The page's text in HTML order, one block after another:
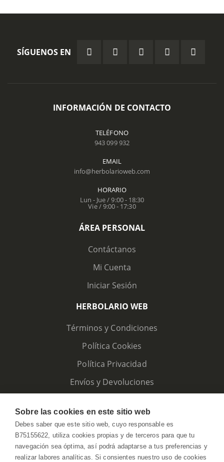
SÍGUENOS EN
INFORMACIÓN DE CONTACTO
TELÉFONO
943 099 932
EMAIL
info@herbolarioweb.com
HORARIO
Lun - Jue / 9:00 - 18:30
Vie / 9:00 - 17:30
ÁREA PERSONAL
Contáctanos
Mi Cuenta
Iniciar Sesión
HERBOLARIO WEB
Términos y Condiciones
Política Cookies
Política Privacidad
Envíos y Devoluciones
Sobre las cookies en este sitio web
Debes saber que este sitio web, cuyo responsable es
B75155622, utiliza cookies propias y de terceros para que tu
navegación sea óptima, así podrá adaptarse a tus preferencias y
realizar labores analíticas. Si consientes nuestro uso de cookies